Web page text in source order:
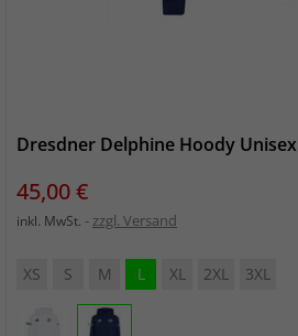
Dresdner Delphine Hoody Unisex
Preis
45,00 €
inkl. MwSt. zzgl. Versand
XS S M L XL 2XL 3XL